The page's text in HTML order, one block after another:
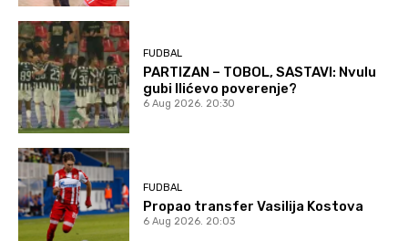
FUDBAL
PARTIZAN – TOBOL, SASTAVI: Nvulu
gubi Ilićevo poverenje?
6 Aug 2026. 20:30
FUDBAL
Propao transfer Vasilija Kostova
6 Aug 2026. 20:03